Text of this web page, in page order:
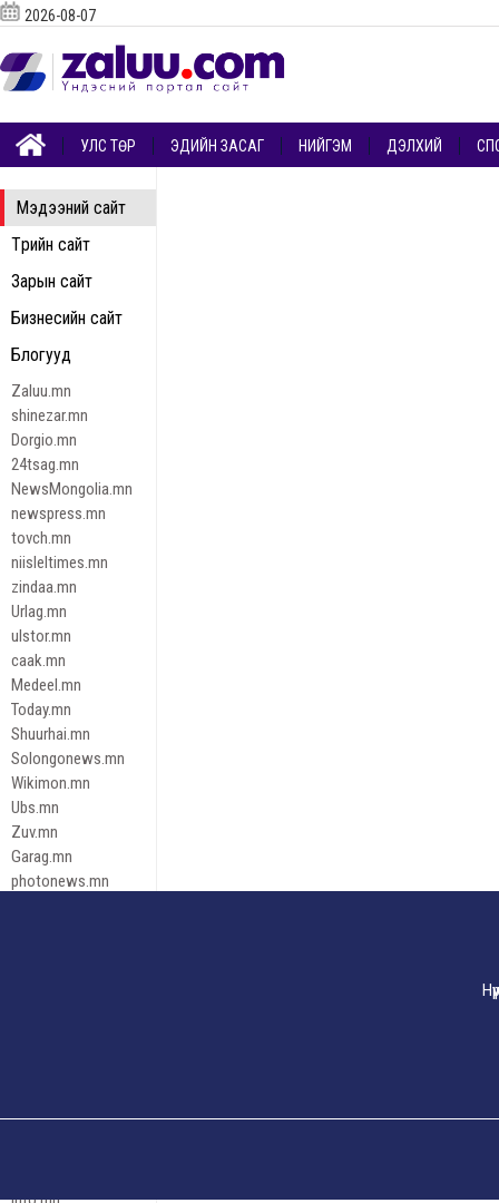
Мэдээний сайт
Төрийн сайт
Зарын сайт
Бизнесийн сайт
Блогууд
Zaluu.mn
shinezar.mn
Dorgio.mn
24tsag.mn
NewsMongolia.mn
newspress.mn
tovch.mn
niisleltimes.mn
zindaa.mn
Urlag.mn
ulstor.mn
caak.mn
Medeel.mn
Today.mn
Shuurhai.mn
Solongonews.mn
Wikimon.mn
Ubs.mn
Zuv.mn
Garag.mn
photonews.mn
Эрх зүй
2026-08-07
УЛС ТӨР ЭДИЙН ЗАСАГ НИЙГЭМ ДЭЛХИЙ